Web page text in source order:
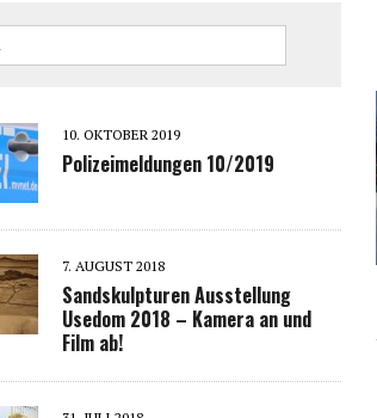
10. OKTOBER 2019
Polizeimeldungen 10/2019
7. AUGUST 2018
Sandskulpturen Ausstellung
Usedom 2018 – Kamera an und
Film ab!